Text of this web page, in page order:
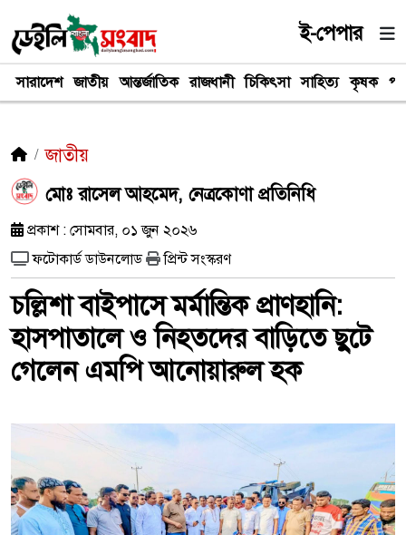
ই-পেপার
সারাদেশ জাতীয় আন্তর্জাতিক রাজধানী চিকিৎসা সাহিত্য কৃষক
জাতীয়
মোঃ রাসেল আহমেদ, নেত্রকোণা প্রতিনিধি
প্রকাশ : সোমবার, ০১ জুন ২০২৬
ফটোকার্ড ডাউনলোড
প্রিন্ট সংস্করণ
চল্লিশা বাইপাসে মর্মান্তিক প্রাণহানি:
হাসপাতালে ও নিহতদের বাড়িতে ছুটে
গেলেন এমপি আনোয়ারুল হক